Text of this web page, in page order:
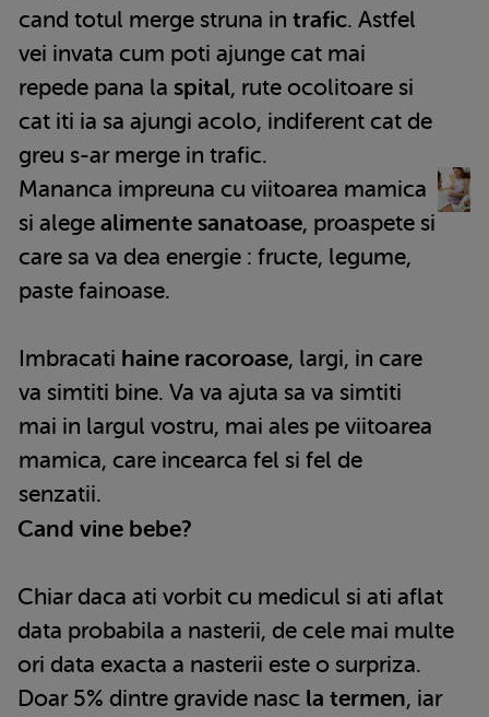
cand totul merge struna in trafic. Astfel
vei invata cum poti ajunge cat mai
repede pana la spital, rute ocolitoare si
cat iti ia sa ajungi acolo, indiferent cat de
greu s-ar merge in trafic.
Mananca impreuna cu viitoarea mamica
si alege alimente sanatoase, proaspete si
care sa va dea energie : fructe, legume,
paste fainoase.
Imbracati haine racoroase, largi, in care
va simtiti bine. Va va ajuta sa va simtiti
mai in largul vostru, mai ales pe viitoarea
mamica, care incearca fel si fel de
senzatii.
Cand vine bebe?
Chiar daca ati vorbit cu medicul si ati aflat
data probabila a nasterii, de cele mai multe
ori data exacta a nasterii este o surpriza.
Doar 5% dintre gravide nasc la termen, iar